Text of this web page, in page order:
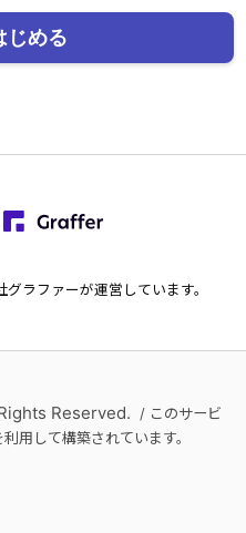
じめる
ラファーが運営しています。
Reserved. / このサービ
用して構築されています。